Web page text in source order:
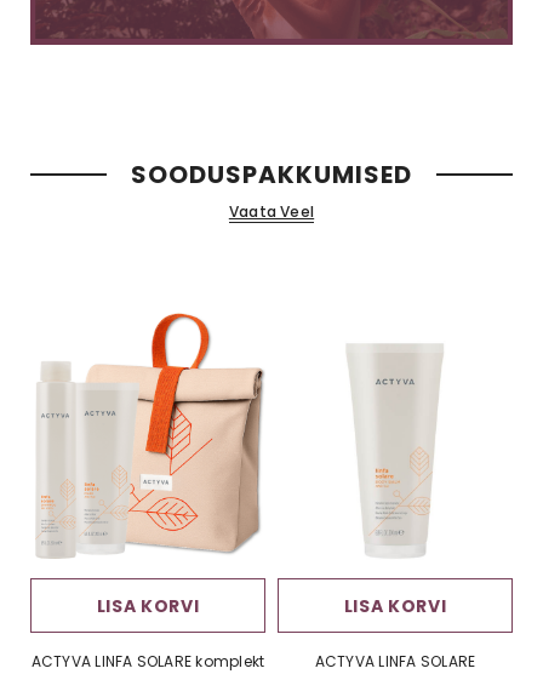
SOODUSPAKKUMISED
Vaata Veel
LISA KORVI
ACTYVA LINFA SOLARE komplekt
LISA KORVI
ACTYVA LINFA SOLARE